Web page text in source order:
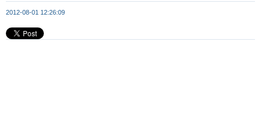
2012-08-01 12:26:09